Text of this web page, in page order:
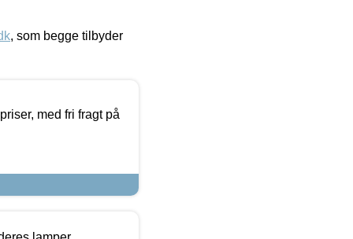
, som begge tilbyder
med fri fragt på